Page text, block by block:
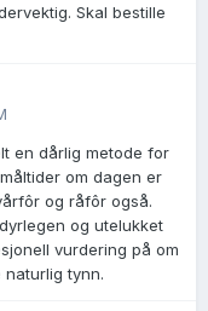
Skal bestille
en dårlig metode for
om dagen er
og råfôr også.
og utelukket
vurdering på om
tynn.